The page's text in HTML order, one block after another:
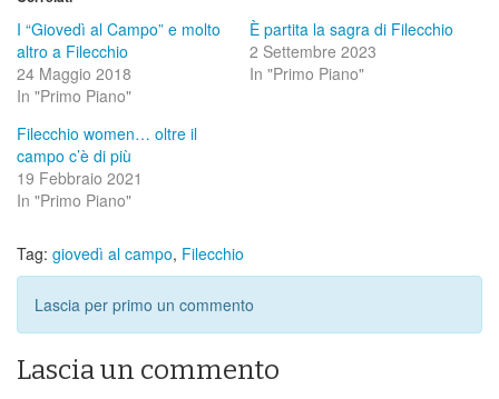
I “Giovedì al Campo” e molto
altro a Filecchio
24 Maggio 2018
In "Primo Piano"
È partita la sagra di Filecchio
2 Settembre 2023
In "Primo Piano"
Filecchio women… oltre il
campo c’è di più
19 Febbraio 2021
In "Primo Piano"
Tag: giovedì al campo, Filecchio
Lascia per primo un commento
Lascia un commento